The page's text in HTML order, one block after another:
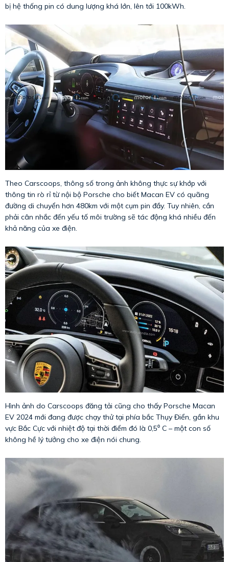
bị hệ thống pin có dung lượng khá lớn, lên tới 100kWh.
Theo Carscoops, thông số trong ảnh không thực sự khớp với
thông tin rò rỉ từ nội bộ Porsche cho biết Macan EV có quãng
đường di chuyển hơn 480km với một cụm pin đầy. Tuy nhiên, cần
phải cân nhắc đến yếu tố môi trường sẽ tác động khá nhiều đến
khả năng của xe điện.
Hình ảnh do Carscoops đăng tải cũng cho thấy Porsche Macan
EV 2024 mới đang được chạy thử tại phía bắc Thụy Điển, gần khu
vực Bắc Cực với nhiệt độ tại thời điểm đó là 0,5⁰ C – một con số
không hề lý tưởng cho xe điện nói chung.